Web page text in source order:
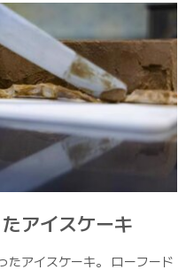
アイスケーキ
たアイスケーキ。 ローフード